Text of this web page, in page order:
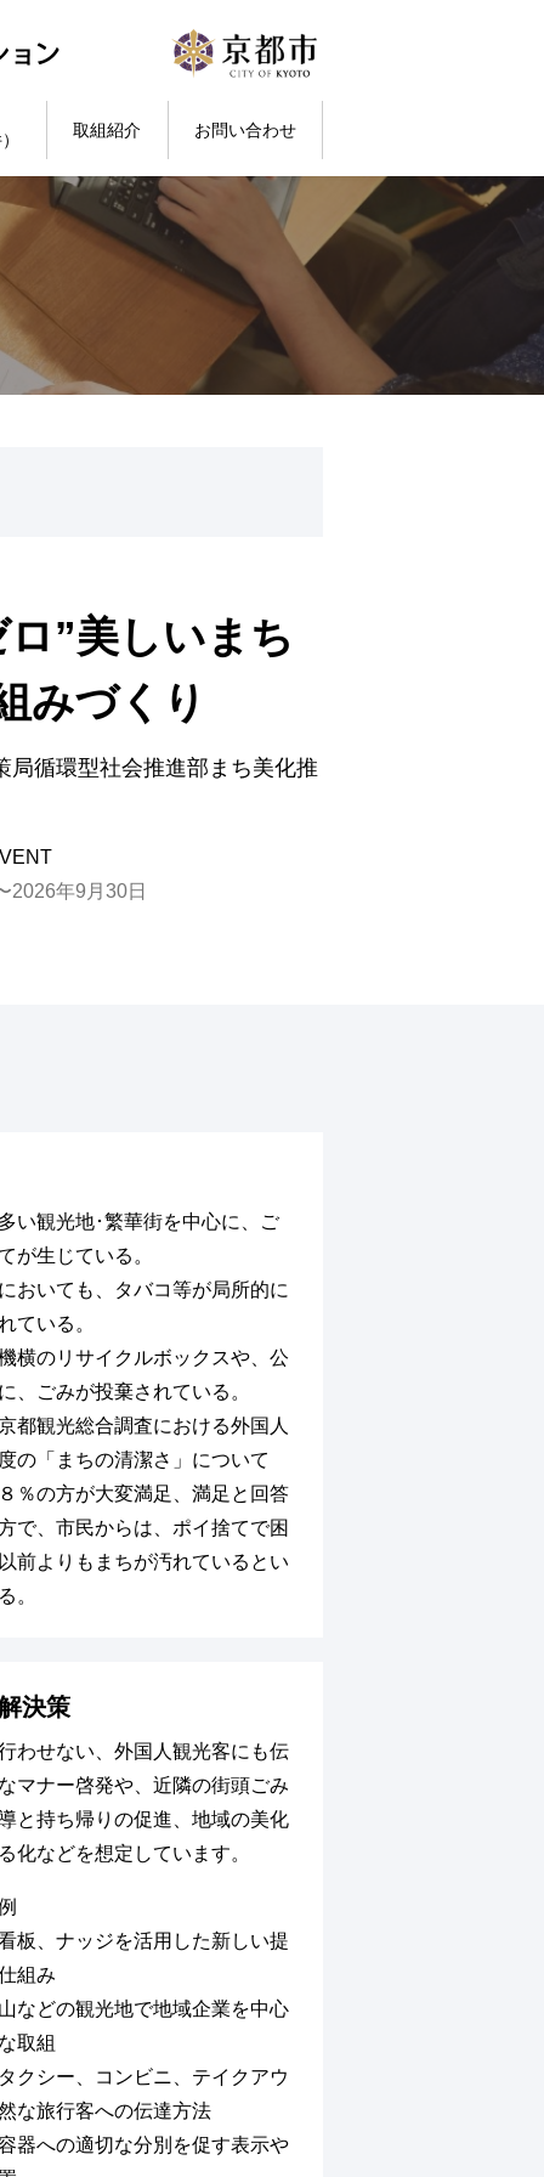
取組紹介 お問い合わせ
”美しいまち
みづくり
局循環型社会推進部まち美化推
2026年9月30日
い観光地･繁華街を中心に、ご
が生じている。
おいても、タバコ等が局所的に
ている。
横のリサイクルボックスや、公
、ごみが投棄されている。
都観光総合調査における外国人
の「まちの清潔さ」について
％の方が大変満足、満足と回答
で、市民からは、ポイ捨てで困
前よりもまちが汚れているとい
。
決策
わせない、外国人観光客にも伝
マナー啓発や、近隣の街頭ごみ
と持ち帰りの促進、地域の美化
化などを想定しています。
板、ナッジを活用した新しい提
組み
などの観光地で地域企業を中心
取組
クシー、コンビニ、テイクアウ
な旅行客への伝達方法
器への適切な分別を促す表示や